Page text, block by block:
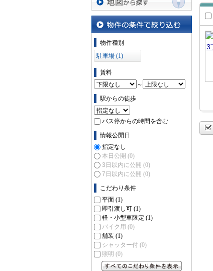
地図から探す
物件の条件で絞り込む
物件種別
駐車場 (1)
賃料
～
駅からの徒歩
バス停からの時間を含む
情報公開日
指定なし
本日公開 (0)
3日以内に公開 (0)
7日以内に公開 (0)
こだわり条件
平面 (1)
即引渡し可 (1)
軽・小型車限定 (1)
バイク用 (0)
舗装 (1)
シャッター付 (0)
照明 (0)